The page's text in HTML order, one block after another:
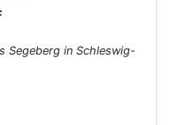
Segeberg in Schleswig-